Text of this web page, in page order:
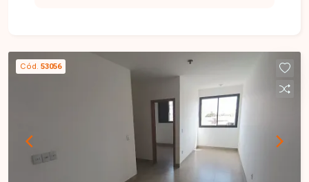
armários planejados e área de serviço
independente. O imóvel conta ainda com 02
vagas de garagem livres, oferecendo ambientes
modernos, bem distribuídos e prontos para
morar, ideal para quem busca conforto e
informações e agende uma visita para conhecer
este excelente apartamento.
Cód. 53056